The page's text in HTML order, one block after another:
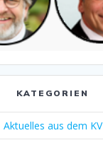
KATEGORIEN
Aktuelles aus dem KV